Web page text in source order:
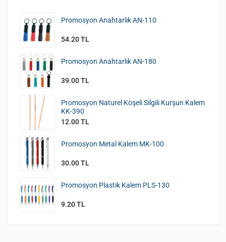
Promosyon Anahtarlık AN-110
54.20 TL
Promosyon Anahtarlık AN-180
39.00 TL
Promosyon Naturel Köşeli Silgili Kurşun Kalem
KK-390
12.00 TL
Promosyon Metal Kalem MK-100
30.00 TL
Promosyon Plastik Kalem PLS-130
9.20 TL